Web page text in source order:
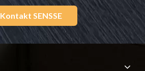
Kontakt SENSSE